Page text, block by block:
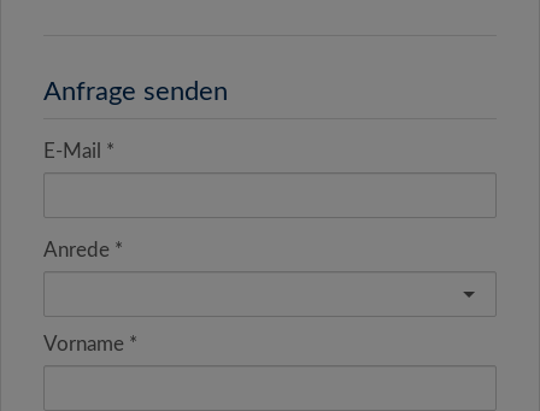
Anfrage senden
E-Mail
Anrede
Vorname